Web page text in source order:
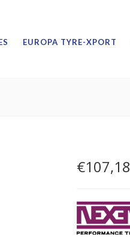
EUROPA TYRE-XPORT
€107,18